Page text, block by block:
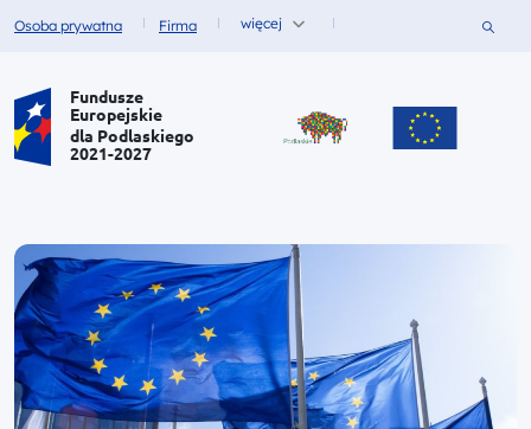
Fundusze dla
Osoba prywatna Fundusze dla
Firma więcej
Portal Funduszy Europejskich
Fundusze
Europejskie
dla Podlaskiego
2021-2027